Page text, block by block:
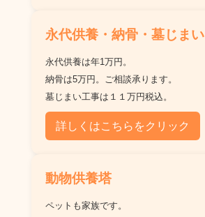
永代供養・納骨・墓じまい
永代供養は年1万円。
納骨は5万円。ご相談承ります。
墓じまい工事は１１万円税込。
詳しくはこちらをクリック
動物供養塔
ペットも家族です。